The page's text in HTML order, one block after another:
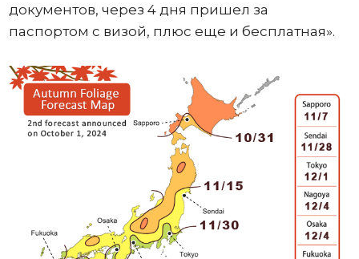
документов, через 4 дня пришел за
паспортом с визой, плюс еще и бесплатная».